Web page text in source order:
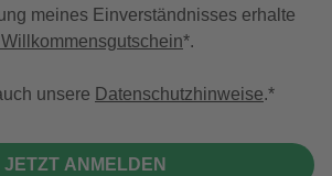
meines Einverständnisses erhalte
*.
unsere Datenschutzhinweise.
JETZT ANMELDEN